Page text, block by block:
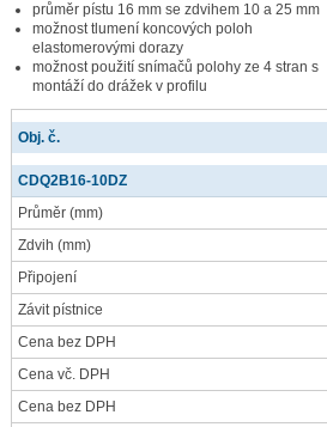
průměr pístu 16 mm se zdvihem 10 a 25 mm
možnost tlumení koncových poloh
elastomerovými dorazy
možnost použití snímačů polohy ze 4 stran s
montáží do drážek v profilu
Obj. č.
CDQ2B16-10DZ
Průměr (mm)
Zdvih (mm)
Připojení
Závit pístnice
Cena bez DPH
Cena vč. DPH
Cena bez DPH